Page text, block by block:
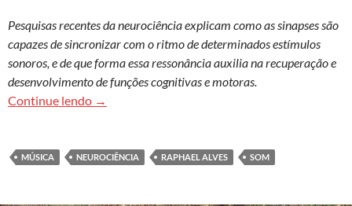
Pesquisas recentes da neurociência explicam como as sinapses são
capazes de sincronizar com o ritmo de determinados estímulos
sonoros, e de que forma essa ressonância auxilia na recuperação e
desenvolvimento de funções cognitivas e motoras.
Continue lendo Sons ativam neurônios e produzem música
→
MÚSICA NEUROCIÊNCIA RAPHAEL ALVES SOM